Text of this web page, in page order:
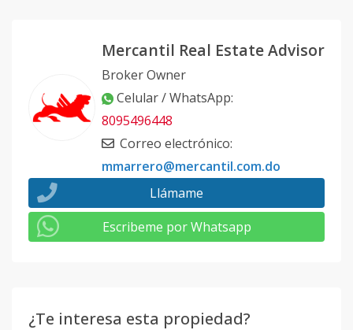
Mercantil Real Estate Advisor
Broker Owner
Celular / WhatsApp:
8095496448
Correo electrónico:
mmarrero@mercantil.com.do
Llámame
Escribeme por Whatsapp
¿Te interesa esta propiedad?